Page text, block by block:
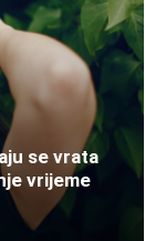
se vrata
vrijeme